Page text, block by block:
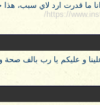
ما قدرت ارد لاي سبب،
https://
و عليكم يا رب بالف صحة